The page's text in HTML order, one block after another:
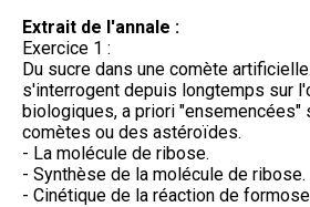
Extrait de l'annale :
Exercice 1 :
Du sucre dans une comète
s'interrogent depuis longtemps sur
biologiques, a priori "ensemencées"
comètes ou des astéroïdes.
- La molécule de ribose.
- Synthèse de la molécule de ribose.
- Cinétique de la réaction de